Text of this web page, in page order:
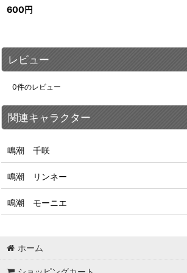
600円
レビュー
0件のレビュー
関連キャラクター
鳴潮 千咲
鳴潮 リンネー
鳴潮 モーニエ
ホーム